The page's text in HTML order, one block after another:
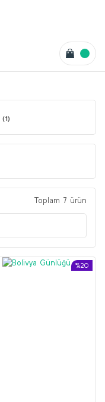
(1)
Toplam 7 ürün
%20